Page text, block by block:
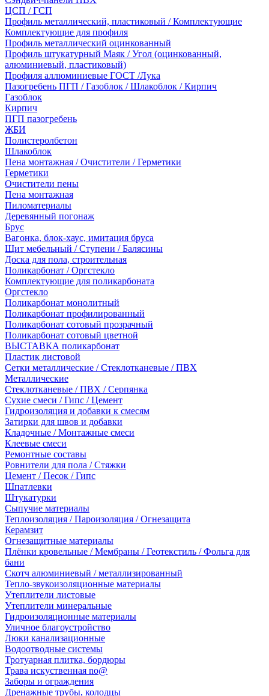
ЦСП / ГСП
Профиль металлический, пластиковый / Комплектующие
Комплектующие для профиля
Профиль металлический оцинкованный
Профиль штукатурный Маяк / Угол (оцинкованный,
алюминиевый, пластиковый)
Профиля аллюминиевые ГОСТ /Лука
Пазогребень ПГП / Газоблок / Шлакоблок / Кирпич
Газоблок
Кирпич
ПГП пазогребень
ЖБИ
Полистеролбетон
Шлакоблок
Пена монтажная / Очистители / Герметики
Герметики
Очистители пены
Пена монтажная
Пиломатериалы
Деревянный погонаж
Брус
Вагонка, блок-хаус, имитация бруса
Щит мебельный / Ступени / Балясины
Доска для пола, строительная
Поликарбонат / Оргстекло
Комплектующие для поликарбоната
Оргстекло
Поликарбонат монолитный
Поликарбонат профилированный
Поликарбонат сотовый прозрачный
Поликарбонат сотовый цветной
ВЫСТАВКА поликарбонат
Пластик листовой
Сетки металлические / Стеклотканевые / ПВХ
Металлические
Стеклотканевые / ПВХ / Серпянка
Сухие смеси / Гипс / Цемент
Гидроизоляция и добавки к смесям
Затирки для швов и добавки
Кладочные / Монтажные смеси
Клеевые смеси
Ремонтные составы
Ровнители для пола / Стяжки
Цемент / Песок / Гипс
Шпатлевки
Штукатурки
Сыпучие материалы
Теплоизоляция / Пароизоляция / Огнезащита
Керамзит
Огнезащитные материалы
Плёнки кровельные / Мембраны / Геотекстиль / Фольга для
бани
Скотч алюминиевый / металлизированный
Тепло-звукоизоляционные материалы
Утеплители листовые
Утеплители минеральные
Гидроизоляционные материалы
Уличное благоустройство
Люки канализационные
Водоотводные системы
Тротуарная плитка, бордюры
Трава искуственная no@
Заборы и ограждения
Дренажные трубы, колодцы